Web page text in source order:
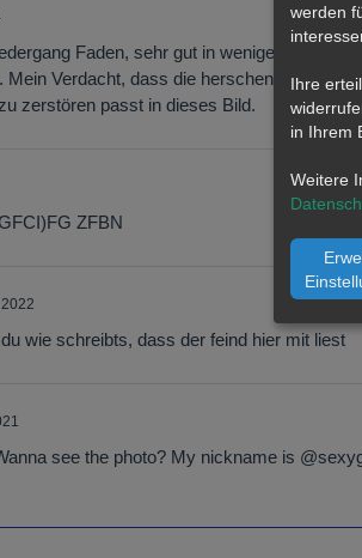
Faden, sehr gut in wenigen Sätzen
Verdacht, dass die herschenden
zerstören passt in dieses Bild.
ZFBN
wie schreibts, dass der feind hier mit liest
see the photo? My nickname is
werden
Ihre
in Ihrem
Weitere